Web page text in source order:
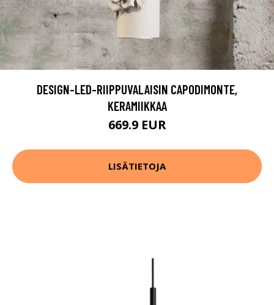
DESIGN-LED-RIIPPUVALAISIN CAPODIMONTE,
KERAMIIKKAA
669.9 EUR
LISÄTIETOJA